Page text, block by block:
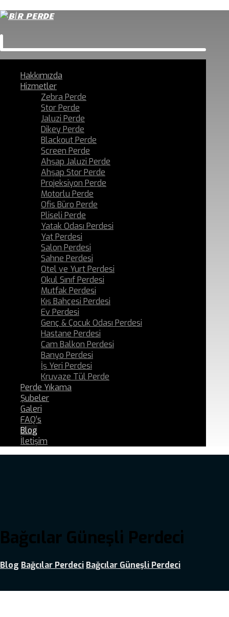
Hakkımızda
Hizmetler
Zebra Perde
Stor Perde
Jaluzi Perde
Dikey Perde
Blackout Perde
Screen Perde
Ahşap Jaluzi Perde
Ahşap Stor Perde
Projeksiyon Perde
Motorlu Perde
Ofis Büro Perde
Pliseli Perde
Yatak Odası Perdesi
Yat Perdesi
Salon Perdesi
Sahne Perdesi
Otel ve Yurt Perdesi
Okul Sınıf Perdesi
Mutfak Perdesi
Kış Bahçesi Perdesi
Ev Perdesi
Genç & Çocuk Odası Perdesi
Hastane Perdesi
Cam Balkon Perdesi
Banyo Perdesi
İş Yeri Perdesi
Kruvaze Tül Perde
Perde Yıkama
Şubeler
Galeri
FAQ’s
Blog
İletişim
Bağcılar Güneşli Perdeci
Blog Bağcılar Perdeci Bağcılar Güneşli Perdeci